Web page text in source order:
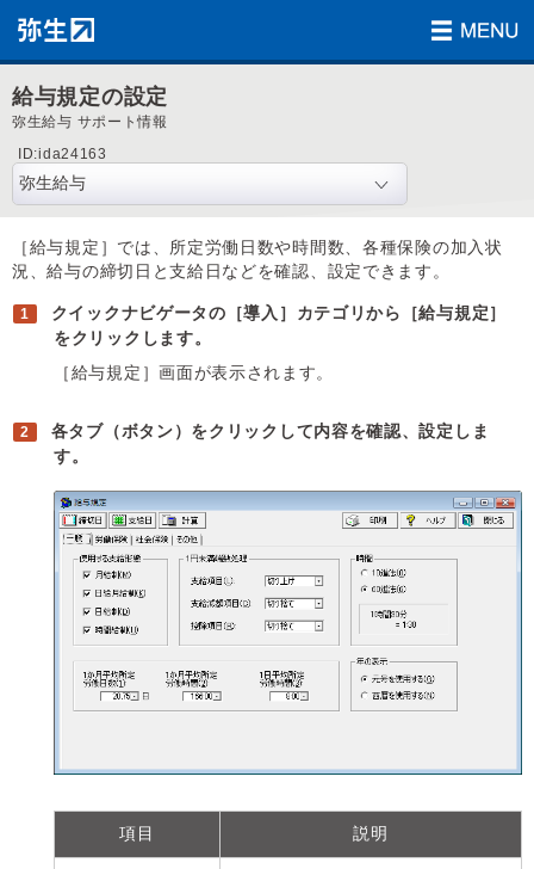
給与規定の設定
弥生給与 サポート情報
ID:ida24163
［給与規定］では、所定労働日数や時間数、各種保険の加入状
況、給与の締切日と支給日などを確認、設定できます。
クイックナビゲータの［導入］カテゴリから［給与規定］
をクリックします。
［給与規定］画面が表示されます。
各タブ（ボタン）をクリックして内容を確認、設定しま
す。
項目 説明